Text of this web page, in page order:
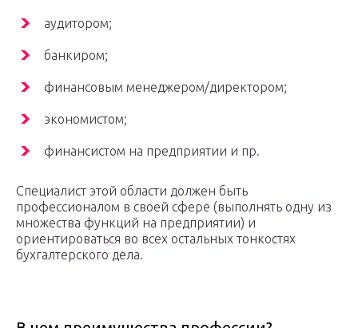
аудитором;
банкиром;
финансовым менеджером/директором;
экономистом;
финансистом на предприятии и пр.
Специалист этой области должен быть
профессионалом в своей сфере (выполнять одну из
множества функций на предприятии) и
ориентироваться во всех остальных тонкостях
бухгалтерского дела.